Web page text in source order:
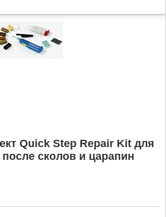
Quick Step Repair Kit для
сколов и царапин